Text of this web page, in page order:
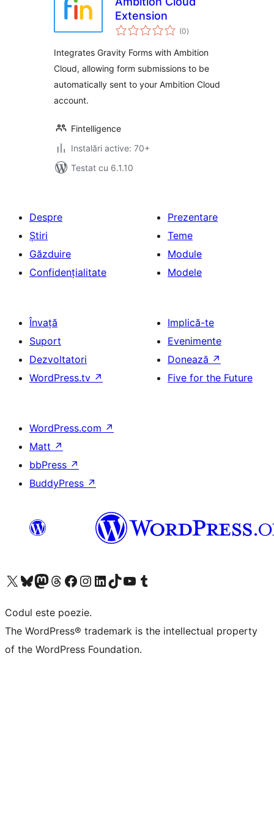
Extension
(0total
aprecieri
)
Integrates Gravity Forms with Ambition
Cloud, allowing form submissions to be
automatically sent to your Ambition Cloud
account.
Fintelligence
Instalări active: 70+
Testat cu 6.1.10
Despre
Știri
Găzduire
Confidențialitate
Prezentare
Teme
Module
Modele
Învață
Suport
Dezvoltatori
WordPress.tv ↗
Implică-te
Evenimente
Donează ↗
Five for the Future
WordPress.com ↗
Matt ↗
bbPress ↗
BuddyPress ↗
Mergi la contul nostru X (fost Twitter)
Vizitează contul nostru Bluesky
Vizitează contul nostru Mastodon
Vizitează contul nostru Threads
Vizitează pagina noastră Facebook
Vizitează-ne pe Instagram
Vizitează-ne pe LinkedIn
Vizitează contul nostru TikTok
Vizitează canalul nostru YouTube
Vizitează contul nostru Tumblr
Codul este poezie.
The WordPress® trademark is the intellectual property
of the WordPress Foundation.